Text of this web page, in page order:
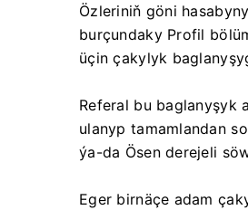
Özleriniň göni
burçundaky Profil
üçin çakylyk
Referal bu baglanyşyk
ulanyp tamamlandan
ýa-da Ösen derejeli
Eger birnäçe adam